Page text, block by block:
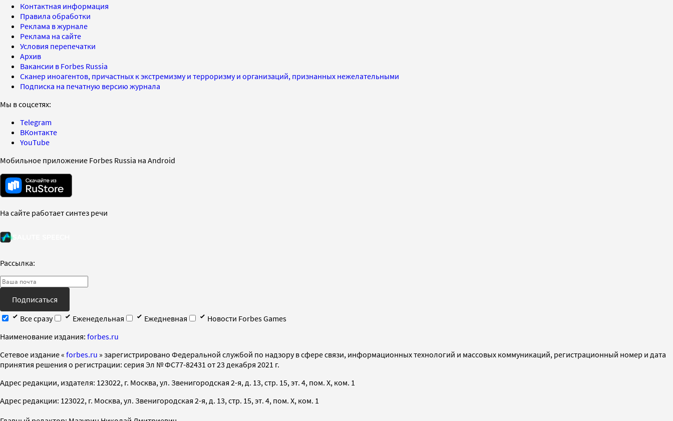
Контактная информация
Правила обработки
Реклама в журнале
Реклама на сайте
Условия перепечатки
Архив
Вакансии в Forbes Russia
Сканер иноагентов, причастных к экстремизму и терроризму и организаций, признанных нежелательными
Подписка на печатную версию журнала
Мы в соцсетях:
Telegram
ВКонтакте
YouTube
Мобильное приложение Forbes Russia на Android
На сайте работает синтез речи
Рассылка:
Подписаться
Все сразу
Еженедельная Ежедневная
Новости Forbes Games
Наименование издания: forbes.ru
Cетевое издание « forbes.ru » зарегистрировано Федеральной службой по надзору в сфере связи, информационных технологий и массовых коммуникаций, регистрационный номер и дата
принятия решения о регистрации: серия Эл № ФС77-82431 от 23 декабря 2021 г.
Адрес редакции, издателя: 123022, г. Москва, ул. Звенигородская 2-я, д. 13, стр. 15, эт. 4, пом. X, ком. 1
Адрес редакции: 123022, г. Москва, ул. Звенигородская 2-я, д. 13, стр. 15, эт. 4, пом. X, ком. 1